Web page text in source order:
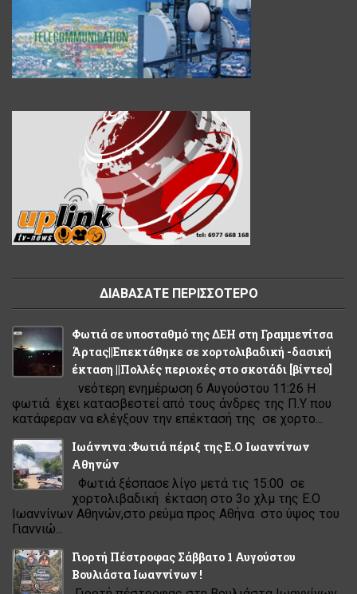
ΔΙΑΒΑΣΑΤΕ ΠΕΡΙΣΣΟΤΕΡΟ
Φωτιά σε υποσταθμό της ΔΕΗ στη Γραμμενίτσα
Άρτας||Επεκτάθηκε σε χορτολιβαδική -δασική
έκταση ||Πολλές περιοχές στο σκοτάδι [βίντεο]
νεότερη ενημέρωση 6 Αυγούστου 11:26 Η
φωτιά έχει κατασβεστεί από τους άνδρες της Π.Υ που
κατάφεραν να ελέγξουν την επέκτασή της σε χορτο...
Ιωάννινα :Φωτιά πέριξ της Ε.Ο Ιωαννίνων
Αθηνών
Φωτιά ξέσπασε λίγο μετά τις 15:00 σε
χορτολιβαδική έκταση στο 3ο χλμ της Ε.Ο
Ιωαννίνων Αθηνών,στο ρεύμα προς Αθήνα στο ύψος του
Γιαννιώ...
Γιορτή Πέστροφας Σάββατο 1 Αυγούστου
Βουλιάστα Ιωαννίνων !